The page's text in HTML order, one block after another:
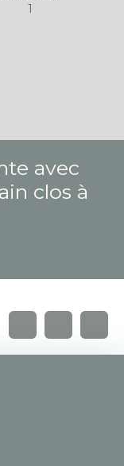
1
avec
clos à